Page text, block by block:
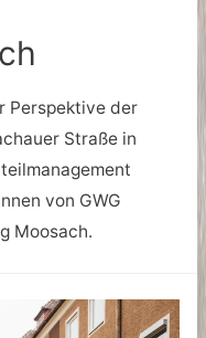
Perspektive der
Straße in
von GWG
Moosach.